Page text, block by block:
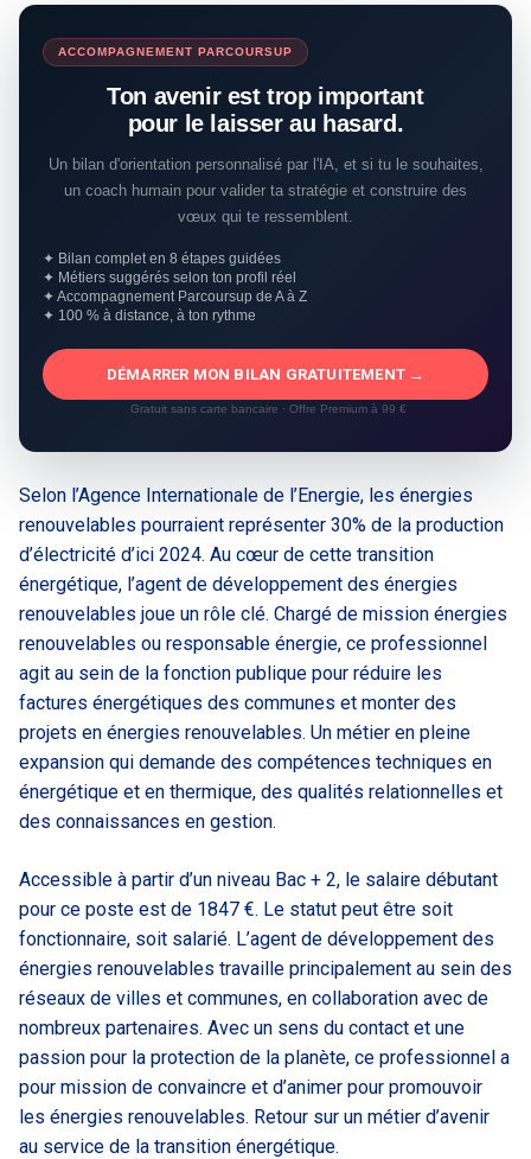
ACCOMPAGNEMENT PARCOURSUP
Ton avenir est trop important
pour le laisser au hasard.
Un bilan d'orientation personnalisé par l'IA, et si tu le souhaites,
un coach humain pour valider ta stratégie et construire des
vœux qui te ressemblent.
✦ Bilan complet en 8 étapes guidées
✦ Métiers suggérés selon ton profil réel
✦ Accompagnement Parcoursup de A à Z
✦ 100 % à distance, à ton rythme
DÉMARRER MON BILAN GRATUITEMENT →
Gratuit sans carte bancaire · Offre Premium à 99 €
Selon l’Agence Internationale de l’Energie, les énergies
renouvelables pourraient représenter 30% de la production
d’électricité d’ici 2024. Au cœur de cette transition
énergétique, l’agent de développement des énergies
renouvelables joue un rôle clé. Chargé de mission énergies
renouvelables ou responsable énergie, ce professionnel
agit au sein de la fonction publique pour réduire les
factures énergétiques des communes et monter des
projets en énergies renouvelables. Un métier en pleine
expansion qui demande des compétences techniques en
énergétique et en thermique, des qualités relationnelles et
des connaissances en gestion.
Accessible à partir d’un niveau Bac + 2, le salaire débutant
pour ce poste est de 1847 €. Le statut peut être soit
fonctionnaire, soit salarié. L’agent de développement des
énergies renouvelables travaille principalement au sein des
réseaux de villes et communes, en collaboration avec de
nombreux partenaires. Avec un sens du contact et une
passion pour la protection de la planète, ce professionnel a
pour mission de convaincre et d’animer pour promouvoir
les énergies renouvelables. Retour sur un métier d’avenir
au service de la transition énergétique.